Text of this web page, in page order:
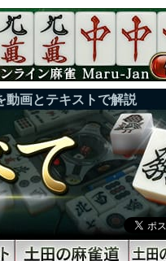
動画とテキストで解説